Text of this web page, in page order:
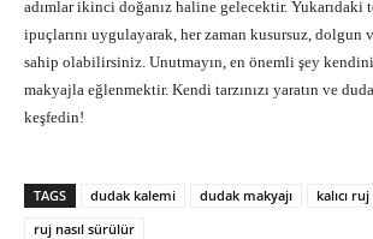
adımlar ikinci doğanız haline gelecektir. Yukarıdaki
ipuçlarını uygulayarak, her zaman kusursuz, dolgun
sahip olabilirsiniz. Unutmayın, en önemli şey
makyajla eğlenmektir. Kendi tarzınızı yaratın ve
keşfedin!
TAGS dudak kalemi dudak makyajı kalıcı ruj
ruj nasıl sürülür